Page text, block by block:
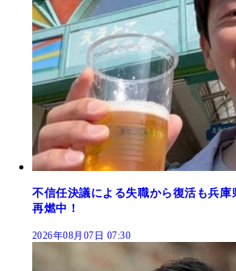
不信任決議による失職から復活も兵
再燃中！
2026年08月07日 07:30